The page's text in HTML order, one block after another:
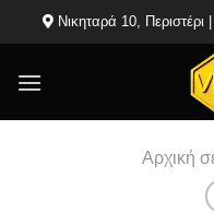
Μετάβαση
στο
Νικηταρά 10, Περιστέρι |
Αρχική